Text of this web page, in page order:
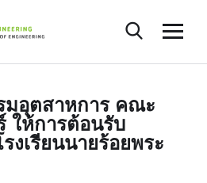
มอุตสาหการ คณะ
ให้การต้อนรับ
งเรียนนายร้อยพระ